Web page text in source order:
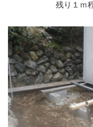
残り１ｍ